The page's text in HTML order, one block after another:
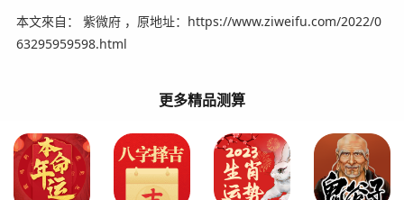
本文來自： 紫微府 ，原地址：https://www.ziweifu.com/2022/0
63295959598.html
更多精品测算